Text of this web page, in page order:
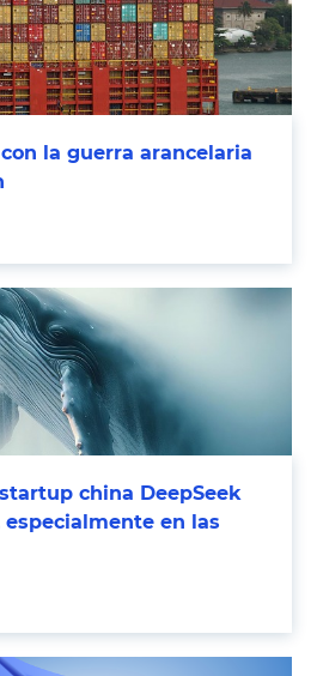
la guerra arancelaria
china DeepSeek
en las